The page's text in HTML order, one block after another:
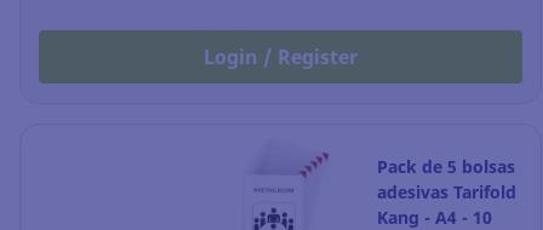
Login / Register
Pack de 5 bolsas
adesivas Tarifold
Kang - A4 - 10